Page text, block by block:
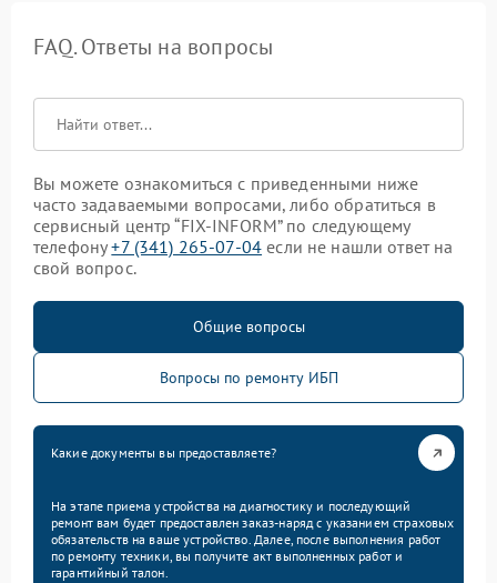
FAQ. Ответы на вопросы
Вы можете ознакомиться с приведенными ниже
часто задаваемыми вопросами, либо обратиться в
сервисный центр “FIX-INFORM” по следующему
телефону+7 (341) 265-07-04 если не нашли ответ на
свой вопрос.
Общие вопросы
Вопросы по ремонту ИБП
Какие документы вы предоставляете?
На этапе приема устройства на диагностику и последующий
ремонт вам будет предоставлен заказ-наряд с указанием страховых
обязательств на ваше устройство. Далее, после выполнения работ
по ремонту техники, вы получите акт выполненных работ и
гарантийный талон.